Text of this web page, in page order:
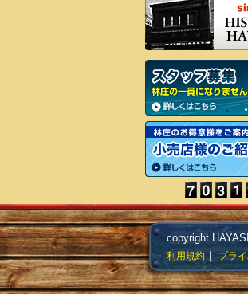
copyright
利用規約 ｜ プラ